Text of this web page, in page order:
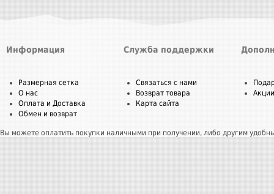
Информация
Размерная сетка
О нас
Оплата и Доставка
Обмен и возврат
Служба поддержки
Связаться с нами
Возврат товара
Карта сайта
Акции
Вы можете оплатить покупки наличными при получении, либо другим